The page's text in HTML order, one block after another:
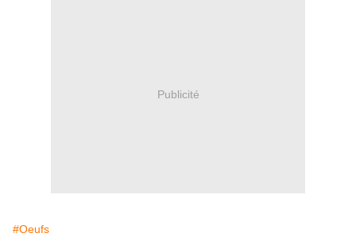
Publicité
#Oeufs